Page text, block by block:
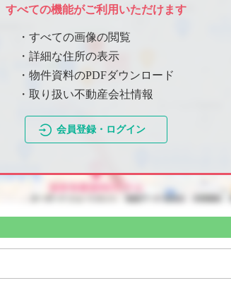
すべての機能がご利用いただけます
・すべての画像の閲覧
・詳細な住所の表示
・物件資料のPDFダウンロード
・取り扱い不動産会社情報
会員登録・ログイン